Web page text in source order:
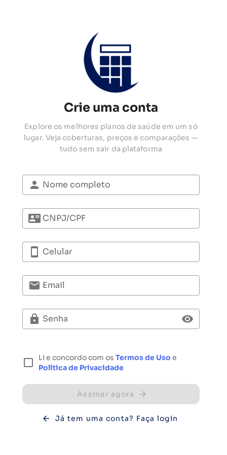
Crie uma conta
Explore os melhores planos de saúde em um só
lugar. Veja coberturas, preços e comparações —
tudo sem sair da plataforma
Nome completo
CNPJ/CPF
Celular
Email
Senha
Li e concordo com os Termos de Uso e
Política de Privacidade
Assinar agora
Já tem uma conta? Faça login